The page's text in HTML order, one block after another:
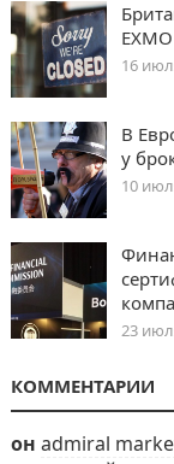
16
В
у
10
23
КОММЕНТАРИИ
он admiral